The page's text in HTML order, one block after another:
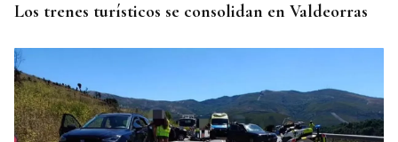
Los trenes turísticos se consolidan en Valdeorras